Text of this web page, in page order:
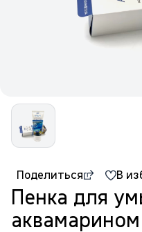
Поделиться В
Пенка для